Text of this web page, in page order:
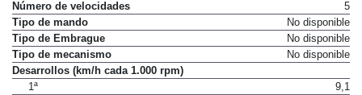
Número de velocidades
5
Tipo de mando
No disponible
Tipo de Embrague
No disponible
Tipo de mecanismo
No disponible
Desarrollos (km/h cada 1.000 rpm)
1ª
9,1